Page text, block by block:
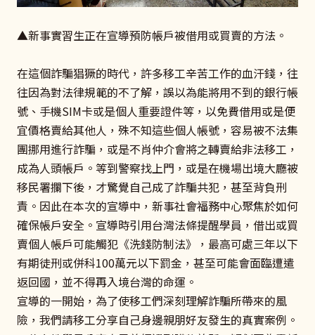
▲新事實習生正在宣導預防帳戶被借用或買賣的方法。
在這個詐騙猖獗的時代，許多移工辛苦工作的血汗錢，往
往因為對法律規範的不了解，誤以為能將用不到的銀行帳
號、手機SIM卡或是個人重要證件等，以免費借用或是便
宜價格賣給其他人，殊不知這些個人帳號，容易被不法集
團挪用進行詐騙，或是不肖仲介會將之轉賣給非法移工，
成為人頭帳戶。等到警察找上門，或是在機場出境大廳被
移民署攔下後，才驚覺自己成了詐騙共犯，甚至背負刑
責。因此在本次的宣導中，新事社會福務中心聚焦於如何
確保帳戶安全。宣導時引用台灣法條提醒學員，借出或買
賣個人帳戶可能觸犯《洗錢防制法》，最高可處三年以下
有期徒刑或併科100萬元以下罰金，甚至可能會面臨遭遣
返回國，並不得再入境台灣的命運。
宣導的一開始，為了使移工們深刻理解詐騙所帶來的風
險，我們請移工分享自己身邊親朋好友發生的真實案例。